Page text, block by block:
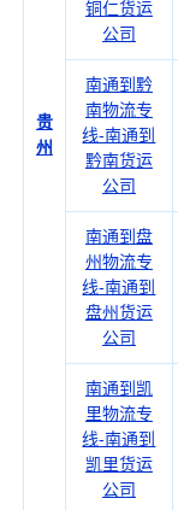
贵
州
铜仁货运
公司
南通到黔
南物流专
线-南通到
黔南货运
公司
南通到盘
州物流专
线-南通到
盘州货运
公司
南通到凯
里物流专
线-南通到
凯里货运
公司